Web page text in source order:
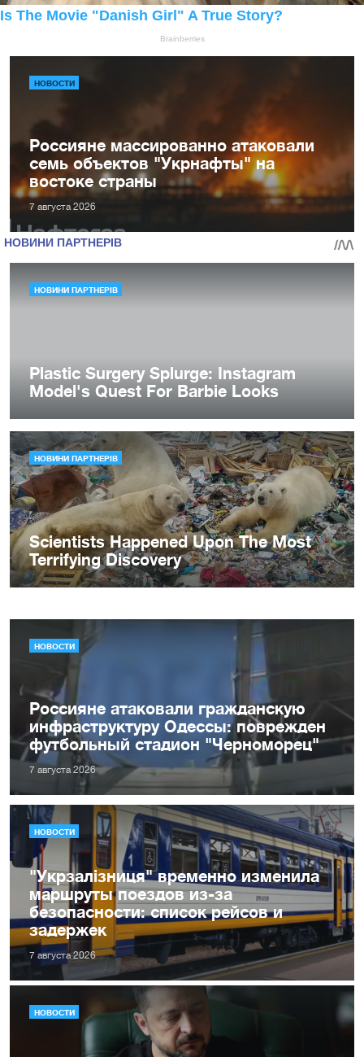
НОВОСТИ
Россияне массированно атаковали
семь объектов "Укрнафты" на
востоке страны
7 августа 2026
НОВОСТИ
Россияне атаковали гражданскую
инфраструктуру Одессы: поврежден
футбольный стадион "Черноморец"
7 августа 2026
НОВОСТИ
"Укрзалізниця" временно изменила
маршруты поездов из-за
безопасности: список рейсов и
задержек
7 августа 2026
НОВОСТИ